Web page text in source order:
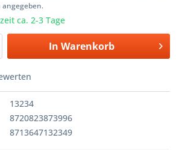
ca. 2-3 Tage
In Warenkorb
13234
8720823873996
8713647132349